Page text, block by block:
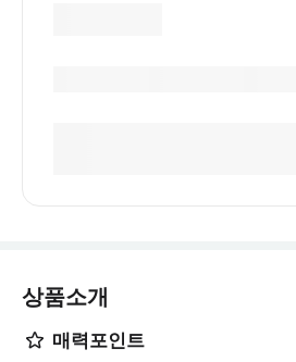
상품소개
매력포인트